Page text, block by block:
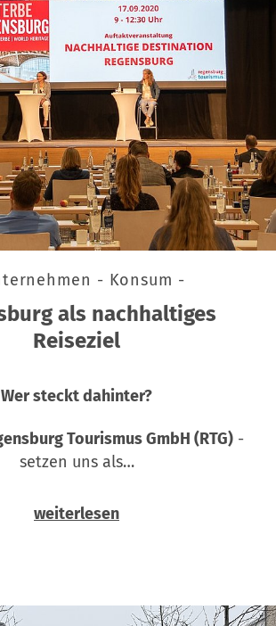
- Konsum -
als nachhaltiges
Reiseziel
Wer steckt dahinter?
Tourismus GmbH (RTG) -
setzen uns als…
weiterlesen